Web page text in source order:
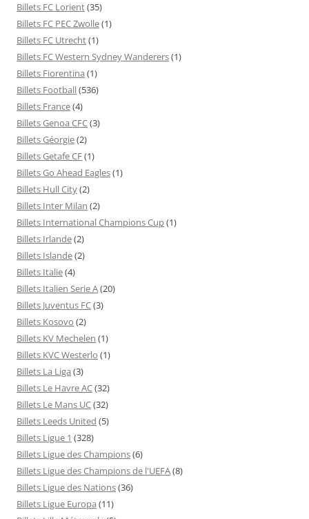
Billets FC Lorient(35)
Billets FC PEC Zwolle(1)
Billets FC Utrecht(1)
Billets FC Western Sydney Wanderers(1)
Billets Fiorentina (1)
Billets Football(536)
Billets France(4)
Billets Genoa CFC(3)
Billets Géorgie(2)
Billets Getafe CF(1)
Billets Go Ahead Eagles(1)
Billets Hull City(2)
Billets Inter Milan (2)
Billets International Champions Cup(1)
Billets Irlande(2)
Billets Islande(2)
Billets Italie(4)
Billets Italien Serie A(20)
Billets Juventus FC(3)
Billets Kosovo (2)
Billets KV Mechelen (1)
Billets KVC Westerlo (1)
Billets La Liga (3)
Billets Le Havre AC(32)
Billets Le Mans UC(32)
Billets Leeds United (5)
Billets Ligue 1 (328)
Billets Ligue des Champions(6)
Billets Ligue des Champions de l'UEFA(8)
Billets Ligue des Nations(36)
Billets Ligue Europa (11)